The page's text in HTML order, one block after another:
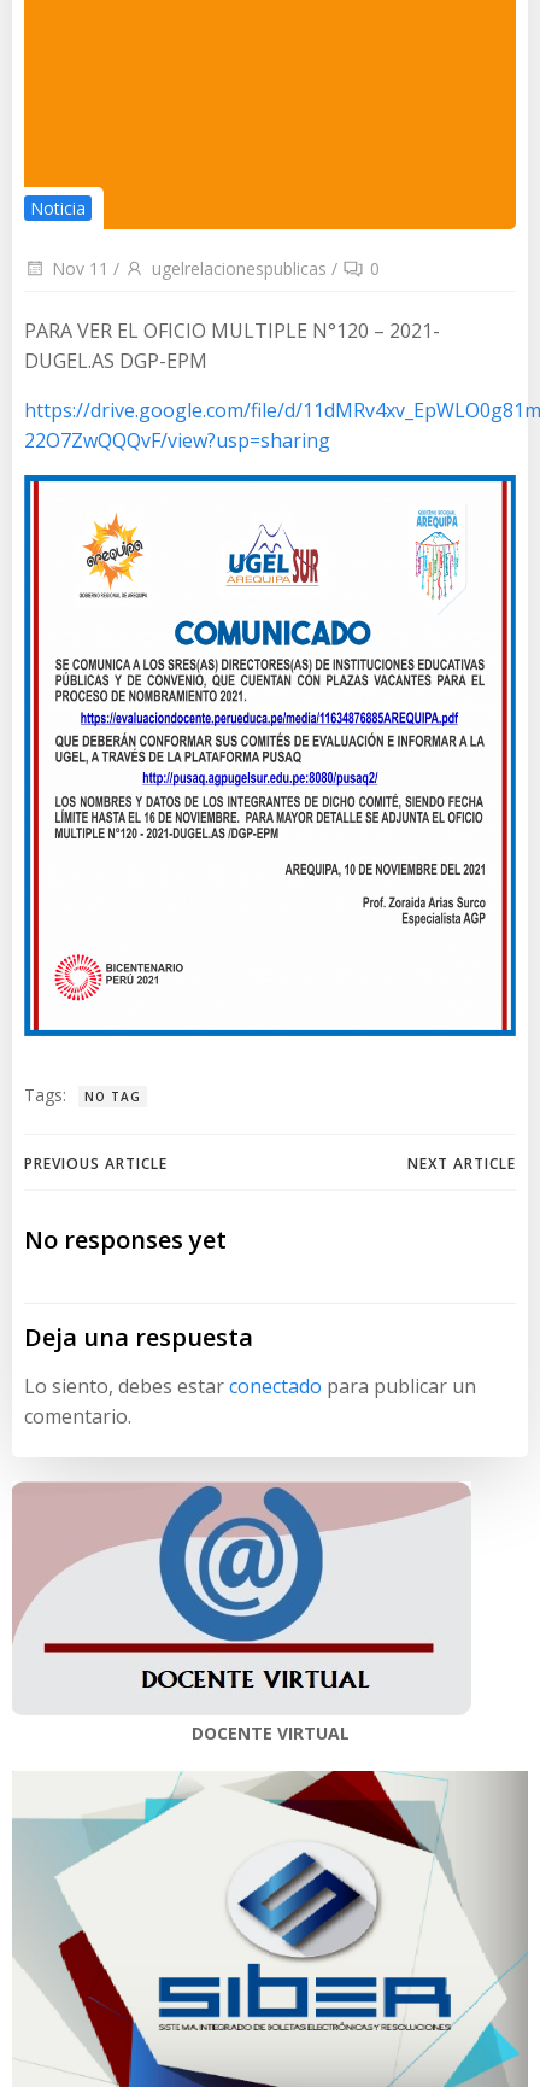
Noticia
Nov 11 / ugelrelacionespublicas / 0
PARA VER EL OFICIO MULTIPLE N°120 – 2021-
DUGEL.AS DGP-EPM
https://drive.google.com/file/d/
22O7ZwQQQvF/view?usp=sharing
Tags: NO TAG
Navegación
de
PREVIOUS ARTICLE
Navegación
NEXT ARTICLE
No responses yet
Deja una respuesta
Lo siento, debes estarconectado para publicar un
comentario.
DOCENTE VIRTUAL